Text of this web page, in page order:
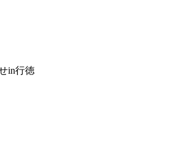
in行徳